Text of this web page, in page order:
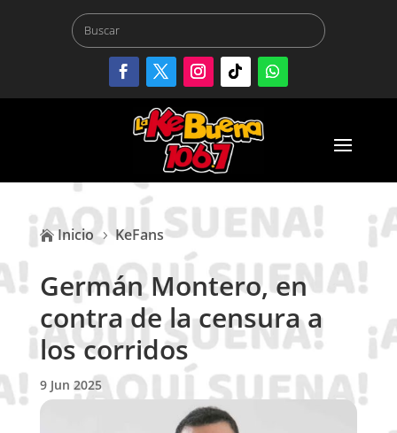
 Inicio 5 KeFans
Germán Montero, en
contra de la censura a
los corridos
9 Jun 2025